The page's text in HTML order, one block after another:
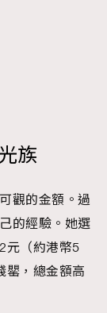
族
觀的金額。過
的經驗。她選
元（約港幣5
罌，總金額高